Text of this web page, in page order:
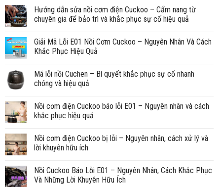
Hướng dẫn sửa nồi cơm điện Cuckoo – Cẩm nang từ
chuyên gia để bảo trì và khắc phục sự cố hiệu quả
Giải Mã Lỗi E01 Nồi Cơm Cuckoo – Nguyên Nhân Và Cách
Khắc Phục Hiệu Quả
Mã lỗi nồi Cuchen – Bí quyết khắc phục sự cố nhanh
chóng và hiệu quả
Nồi cơm điện Cuckoo báo lỗi E01 – Nguyên nhân và cách
khắc phục hiệu quả
Nồi cơm điện Cuckoo bị lỗi – Nguyên nhân, cách xử lý và
lời khuyên hữu ích
Nồi Cuckoo Báo Lỗi E01 – Nguyên Nhân, Cách Khắc Phục
Và Những Lời Khuyên Hữu Ích